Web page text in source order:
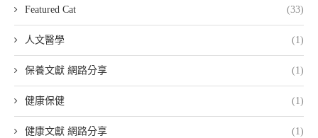
Featured Cat (33)
人文醫學 (1)
保養文獻 網路分享 (1)
健康保健 (1)
健康文獻 網路分享 (1)